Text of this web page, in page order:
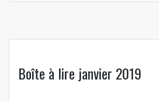
Boîte à lire janvier 2019